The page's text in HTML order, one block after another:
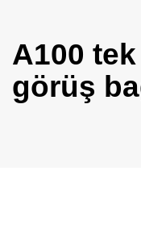
A100
görüş